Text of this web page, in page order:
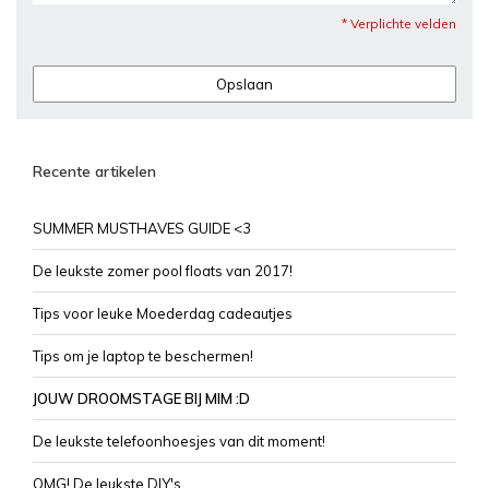
* Verplichte velden
Opslaan
Recente artikelen
SUMMER MUSTHAVES GUIDE <3
De leukste zomer pool floats van 2017!
Tips voor leuke Moederdag cadeautjes
Tips om je laptop te beschermen!
JOUW DROOMSTAGE BIJ MIM :D
De leukste telefoonhoesjes van dit moment!
OMG! De leukste DIY's